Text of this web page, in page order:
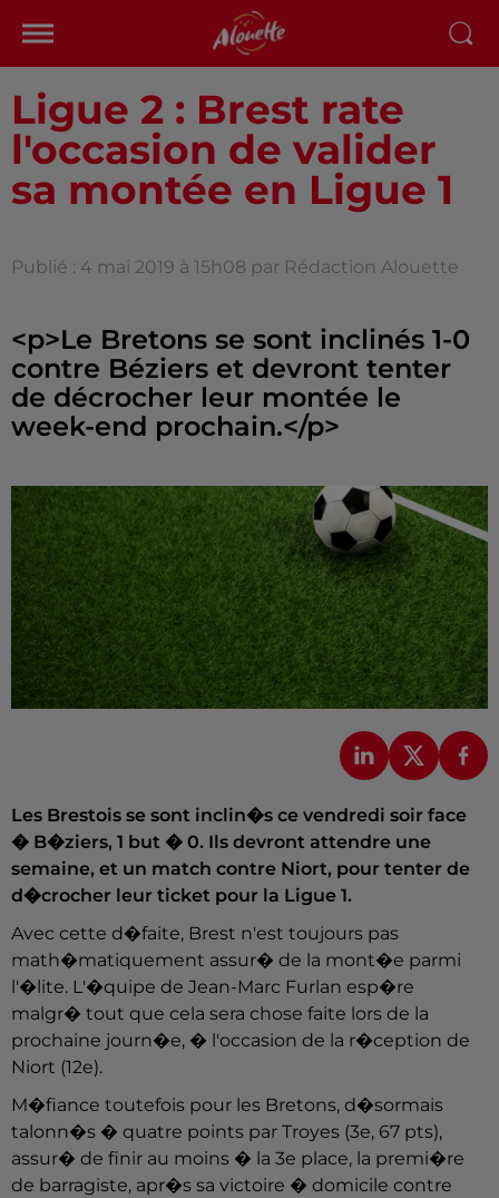
Ligue 2 : Brest rate
l'occasion de valider
sa montée en Ligue 1
Publié : 4 mai 2019 à 15h08 par Rédaction Alouette
<p>Le Bretons se sont inclinés 1-0
contre Béziers et devront tenter
de décrocher leur montée le
Les Brestois se sont inclin�s ce vendredi soir face
� B�ziers, 1 but � 0. Ils devront attendre une
semaine, et un match contre Niort, pour tenter de
d�crocher leur ticket pour la Ligue 1.
Avec cette d�faite, Brest n'est toujours pas
math�matiquement assur� de la mont�e parmi
l'�lite. L'�quipe de Jean-Marc Furlan esp�re
malgr� tout que cela sera chose faite lors de la
prochaine journ�e, � l'occasion de la r�ception de
Niort (12e).
M�fiance toutefois pour les Bretons, d�sormais
talonn�s � quatre points par Troyes (3e, 67 pts),
assur� de finir au moins � la 3e place, la premi�re
de barragiste, apr�s sa victoire � domicile contre